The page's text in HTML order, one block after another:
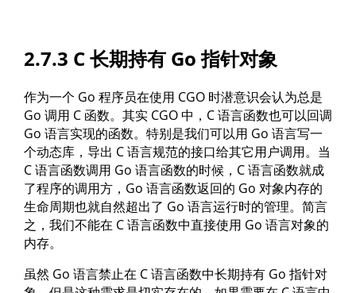
2.7.3 C 长期持有 Go 指针对象
作为一个 Go 程序员在使用 CGO 时潜意识会认为总是
Go 调用 C 函数。其实 CGO 中，C 语言函数也可以回调
Go 语言实现的函数。特别是我们可以用 Go 语言写一
个动态库，导出 C 语言规范的接口给其它用户调用。当
C 语言函数调用 Go 语言函数的时候，C 语言函数就成
了程序的调用方，Go 语言函数返回的 Go 对象内存的
生命周期也就自然超出了 Go 语言运行时的管理。简言
之，我们不能在 C 语言函数中直接使用 Go 语言对象的
内存。
虽然 Go 语言禁止在 C 语言函数中长期持有 Go 指针对